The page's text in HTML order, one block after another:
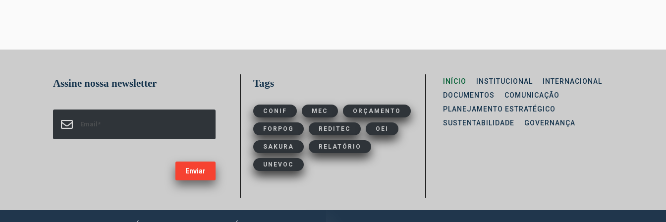
Assine nossa newsletter
Enviar
Tags
CONIF MEC ORÇAMENTO
FORPOG REDITEC OEI
SAKURA RELATÓRIO
UNEVOC
INÍCIO INSTITUCIONAL
INTERNACIONAL
DOCUMENTOS
COMUNICAÇÃO
PLANEJAMENTO ESTRATÉGICO
SUSTENTABILIDADE
GOVERNANÇA